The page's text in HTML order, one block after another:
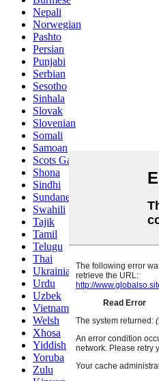
Nepali
Norwegian
Pashto
Persian
Punjabi
Serbian
Sesotho
Sinhala
Slovak
Slovenian
Somali
Samoan
Scots Gaelic
Shona
Sindhi
Sundanese
Swahili
Tajik
Tamil
Telugu
Thai
Ukrainian
Urdu
Uzbek
Vietnamese
Welsh
Xhosa
Yiddish
Yoruba
Zulu